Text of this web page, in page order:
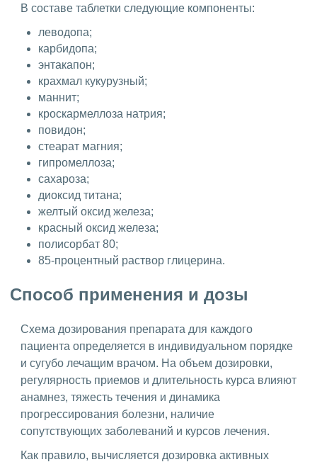
В составе таблетки следующие компоненты:
леводопа;
карбидопа;
энтакапон;
крахмал кукурузный;
маннит;
кроскармеллоза натрия;
повидон;
стеарат магния;
гипромеллоза;
сахароза;
диоксид титана;
желтый оксид железа;
красный оксид железа;
полисорбат 80;
85-процентный раствор глицерина.
Способ применения и дозы
Схема дозирования препарата для каждого
пациента определяется в индивидуальном порядке
и сугубо лечащим врачом. На объем дозировки,
регулярность приемов и длительность курса влияют
анамнез, тяжесть течения и динамика
прогрессирования болезни, наличие
сопутствующих заболеваний и курсов лечения.
Как правило, вычисляется дозировка активных